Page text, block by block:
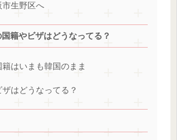
市生野区へ
籍やビザはどうなってる？
はいまも韓国のまま
はどうなってる？